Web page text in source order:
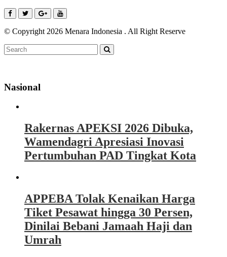
© Copyright 2026 Menara Indonesia . All Right Reserve
Nasional
Rakernas APEKSI 2026 Dibuka,
Wamendagri Apresiasi Inovasi
Pertumbuhan PAD Tingkat Kota
APPEBA Tolak Kenaikan Harga
Tiket Pesawat hingga 30 Persen,
Dinilai Bebani Jamaah Haji dan
Umrah